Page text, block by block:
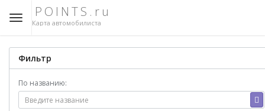
POINTS.ru
Карта автомобилиста
Фильтр
По названию: